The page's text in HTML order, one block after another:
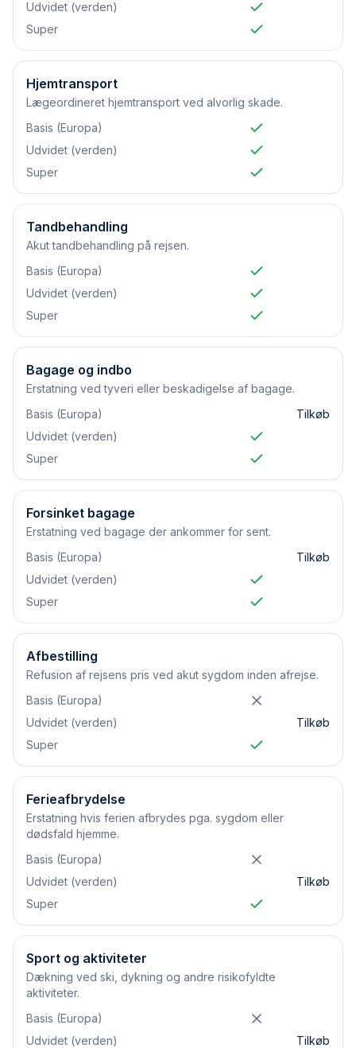
Udvidet (verden)
Super
Hjemtransport
Lægeordineret hjemtransport ved alvorlig skade.
Basis (Europa)
Udvidet (verden)
Super
Tandbehandling
Akut tandbehandling på rejsen.
Basis (Europa)
Udvidet (verden)
Super
Bagage og indbo
Erstatning ved tyveri eller beskadigelse af bagage.
Basis (Europa)
Tilkøb
Udvidet (verden)
Super
Forsinket bagage
Erstatning ved bagage der ankommer for sent.
Basis (Europa)
Tilkøb
Udvidet (verden)
Super
Afbestilling
Refusion af rejsens pris ved akut sygdom inden afrejse.
Basis (Europa)
Udvidet (verden)
Tilkøb
Super
Ferieafbrydelse
Erstatning hvis ferien afbrydes pga. sygdom eller
dødsfald hjemme.
Basis (Europa)
Udvidet (verden)
Tilkøb
Super
Sport og aktiviteter
Dækning ved ski, dykning og andre risikofyldte
aktiviteter.
Basis (Europa)
Udvidet (verden)
Tilkøb